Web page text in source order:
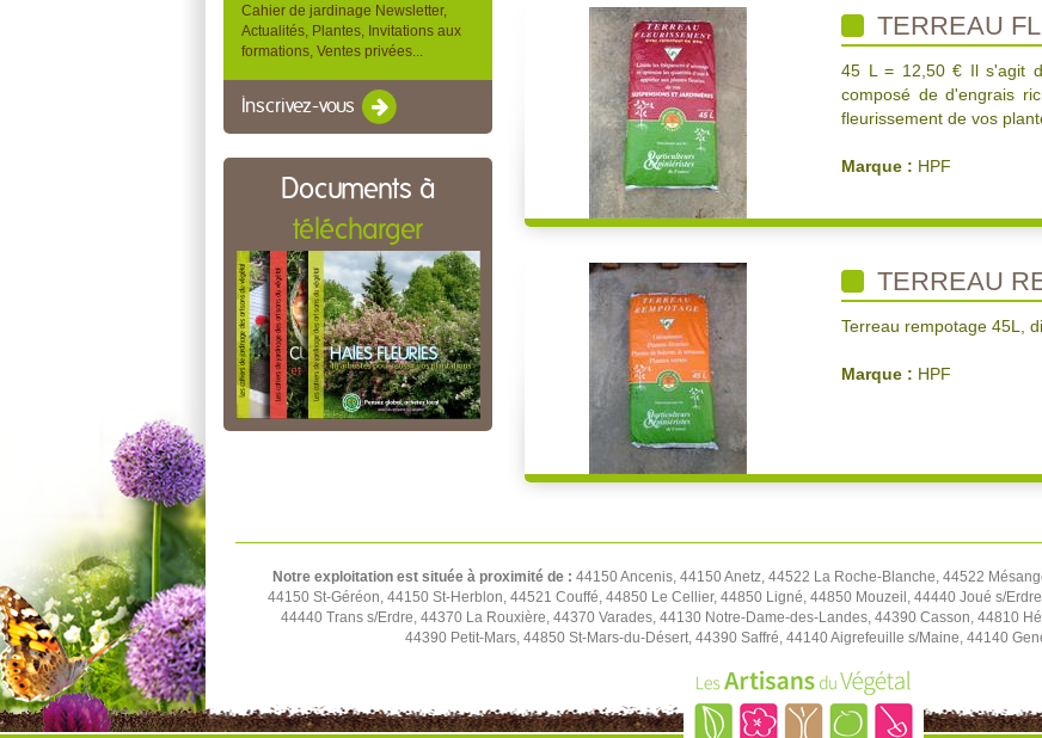
Cahier de jardinage Newsletter,
Actualités, Plantes, Invitations aux
formations, Ventes privées...
Inscrivez-vous
Documents à
télécharger
TERREAU
45 L = 12,50 € Il s'agit
composé de d'engrais
fleurissement de vos
Marque : HPF
TERREAU
Terreau rempotage 45L,
Marque : HPF
Notre exploitation est située à proximité de : 44150 Ancenis, 44150 Anetz, 44522 La Roche-Blanche, 44522
44150 St-Géréon, 44150 St-Herblon, 44521 Couffé, 44850 Le Cellier, 44850 Ligné, 44850 Mouzeil, 44440 Joué s/
44440 Trans s/Erdre, 44370 La Rouxière, 44370 Varades, 44130 Notre-Dame-des-Landes, 44390 Casson, 44810
44390 Petit-Mars, 44850 St-Mars-du-Désert, 44390 Saffré, 44140 Aigrefeuille s/Maine, 44140